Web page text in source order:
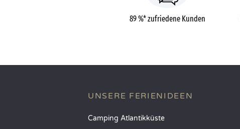
89 %* zufriedene Kunden
UNSERE FERIENIDEEN
Camping Atlantikküste